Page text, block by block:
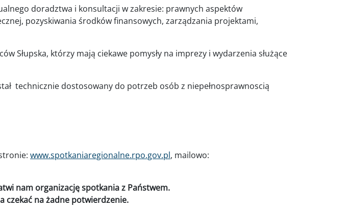
doradztwa i konsultacji w zakresie: prawnych aspektów
pozyskiwania środków finansowych, zarządzania projektami,
Słupska, którzy mają ciekawe pomysły na imprezy i wydarzenia służące
technicznie dostosowany do potrzeb osób z niepełnosprawnoscią
www.spotkaniaregionalne.rpo.gov.pl, mailowo:
nam organizację spotkania z Państwem.
czekać na żadne potwierdzenie.